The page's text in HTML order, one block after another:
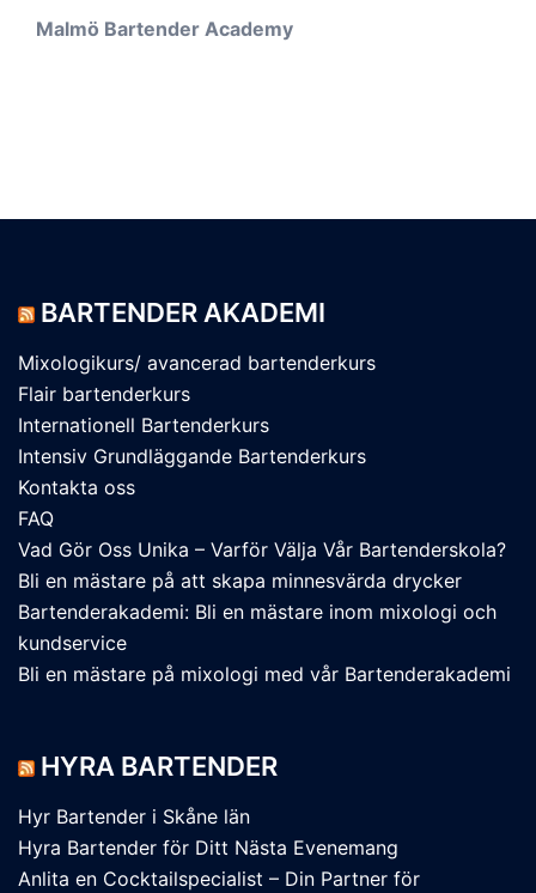
Malmö Bartender Academy
BARTENDER AKADEMI
Mixologikurs/ avancerad bartenderkurs
Flair bartenderkurs
Internationell Bartenderkurs​
Intensiv Grundläggande Bartenderkurs
Kontakta oss
FAQ
Vad Gör Oss Unika – Varför Välja Vår Bartenderskola?
Bli en mästare på att skapa minnesvärda drycker
Bartenderakademi: Bli en mästare inom mixologi och
kundservice
Bli en mästare på mixologi med vår Bartenderakademi
HYRA BARTENDER
Hyr Bartender i Skåne län
Hyra Bartender för Ditt Nästa Evenemang
Anlita en Cocktailspecialist – Din Partner för